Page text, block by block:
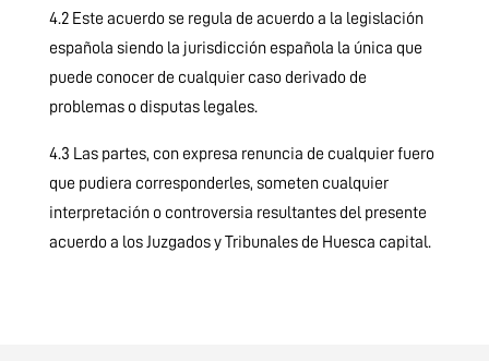
4.2 Este acuerdo se regula de acuerdo a la legislación
española siendo la jurisdicción española la única que
puede conocer de cualquier caso derivado de
problemas o disputas legales.
4.3 Las partes, con expresa renuncia de cualquier fuero
que pudiera corresponderles, someten cualquier
interpretación o controversia resultantes del presente
acuerdo a los Juzgados y Tribunales de Huesca capital.